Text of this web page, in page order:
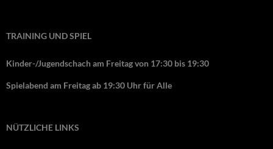
TRAINING UND SPIEL
Kinder-/Jugendschach am Freitag von 17:30 bis 19:30
Spielabend am Freitag ab 19:30 Uhr für Alle
NÜTZLICHE LINKS